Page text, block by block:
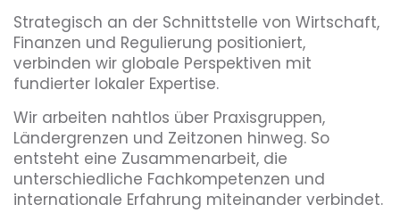
Strategisch an der Schnittstelle von Wirtschaft,
Finanzen und Regulierung positioniert,
verbinden wir globale Perspektiven mit
fundierter lokaler Expertise.
Wir arbeiten nahtlos über Praxisgruppen,
Ländergrenzen und Zeitzonen hinweg. So
entsteht eine Zusammenarbeit, die
unterschiedliche Fachkompetenzen und
internationale Erfahrung miteinander verbindet.